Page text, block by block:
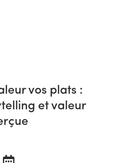
vos plats :
et valeur